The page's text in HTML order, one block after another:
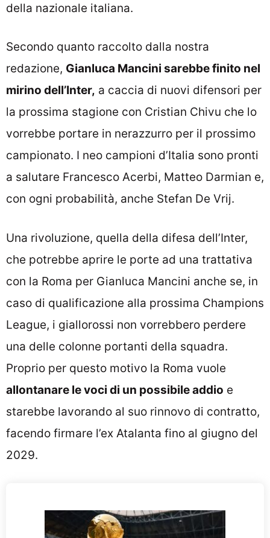
della nazionale italiana.
Secondo quanto raccolto dalla nostra
redazione, Gianluca Mancini sarebbe finito nel
mirino dell’Inter, a caccia di nuovi difensori per
la prossima stagione con Cristian Chivu che lo
vorrebbe portare in nerazzurro per il prossimo
campionato. I neo campioni d’Italia sono pronti
a salutare Francesco Acerbi, Matteo Darmian e,
con ogni probabilità, anche Stefan De Vrij.
Una rivoluzione, quella della difesa dell’Inter,
che potrebbe aprire le porte ad una trattativa
con la Roma per Gianluca Mancini anche se, in
caso di qualificazione alla prossima Champions
League, i giallorossi non vorrebbero perdere
una delle colonne portanti della squadra.
Proprio per questo motivo la Roma vuole
allontanare le voci di un possibile addio e
starebbe lavorando al suo rinnovo di contratto,
facendo firmare l’ex Atalanta fino al giugno del
2029.